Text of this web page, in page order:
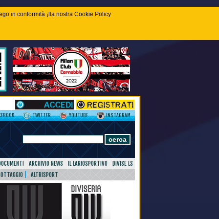
in conformità ¡lla nostra Cookie Policy
TWITTER YOUTUBE INSTAGRAM
ARCHIVIO NEWS IL LARIOSPORTIVO
DIVISE LS
ALTRISPORT